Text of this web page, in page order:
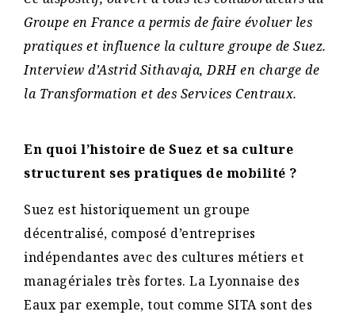
Groupe en France a permis de faire évoluer les
pratiques et influence la culture groupe de Suez.
Interview d’Astrid Sithavaja, DRH en charge de
la Transformation et des Services Centraux.
En quoi l’histoire de Suez et sa culture
structurent ses pratiques de mobilité ?
Suez est historiquement un groupe
décentralisé, composé d’entreprises
indépendantes avec des cultures métiers et
managériales très fortes. La Lyonnaise des
Eaux par exemple, tout comme SITA sont des